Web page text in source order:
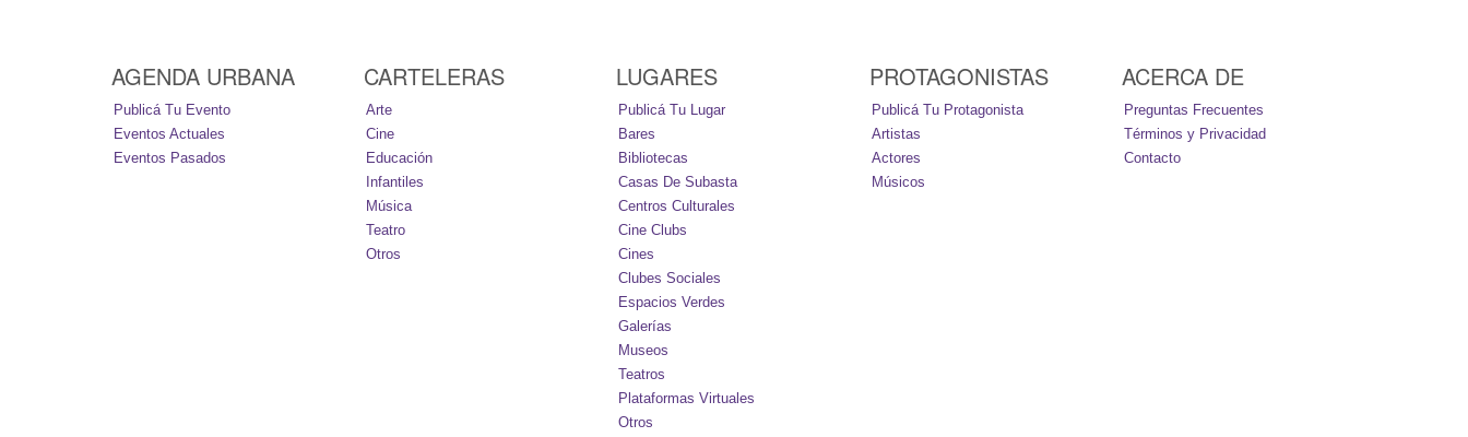
AGENDA URBANA
Publicá Tu Evento
Eventos Actuales
Eventos Pasados
CARTELERAS
Arte
Cine
Educación
Infantiles
Música
Teatro
Otros
LUGARES
Publicá Tu Lugar
Bares
Bibliotecas
Casas De Subasta
Centros Culturales
Cine Clubs
Cines
Clubes Sociales
Espacios Verdes
Galerías
Museos
Teatros
Plataformas Virtuales
Otros
PROTAGONISTAS
Publicá Tu Protagonista
Artistas
Actores
Músicos
ACERCA DE
Preguntas Frecuentes
Términos y Privacidad
Contacto